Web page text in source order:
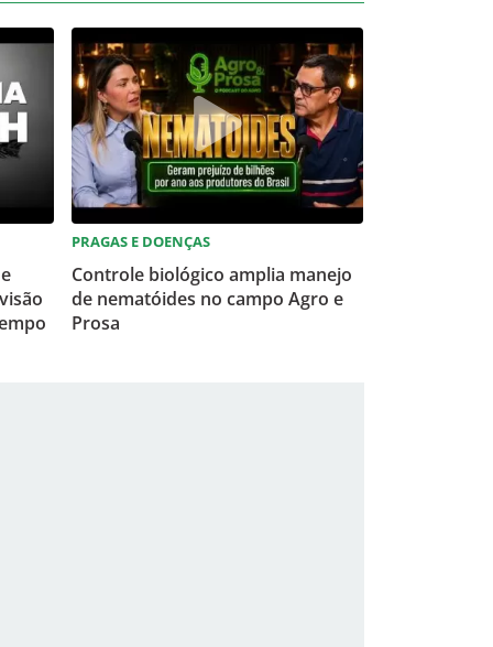
PRAGAS E DOENÇAS
Controle biológico amplia manejo
de nematóides no campo Agro e
Prosa